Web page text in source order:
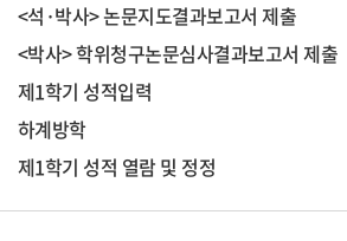
<석·박사> 논문지도결과보고서 제출
<박사> 학위청구논문심사결과보고서 제출
제1학기 성적입력
하계방학
제1학기 성적 열람 및 정정